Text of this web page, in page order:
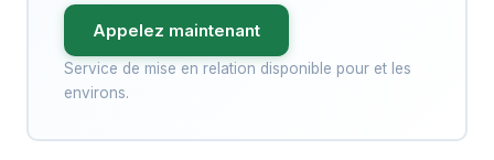
Appelez maintenant
Service de mise en relation disponible pour et les
environs.